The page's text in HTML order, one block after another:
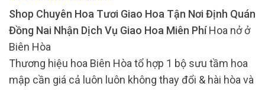
Shop Chuyên Hoa Tươi Giao Hoa Tận Nơi Định Quán
Đồng Nai Nhận Dịch Vụ Giao Hoa Miên PhíHoa nở ở
Biên Hòa
Thương hiệu hoa Biên Hòa tổ hợp 1 bộ sưu tầm hoa
mập cần giá cả luôn luôn không thay đổi & hài hòa và